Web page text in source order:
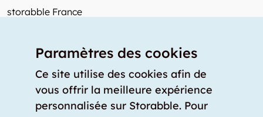
storabble France
Articles de presse
Comment calculer la capacité d'un garde-meuble?
Quel est le tarif moyen d'un garde-meuble?
Paramètres des cookies
Ce site utilise des cookies afin de
vous offrir la meilleure expérience
personnalisée sur Storabble. Pour